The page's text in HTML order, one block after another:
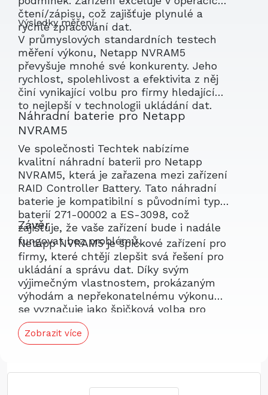
čtení/zápisu, což zajišťuje plynulé a
rychlé zpracování dat.
Výsledky měření
V průmyslových standardních testech
měření výkonu, Netapp NVRAM5
převyšuje mnohé své konkurenty. Jeho
rychlost, spolehlivost a efektivita z něj
činí vynikající volbu pro firmy hledající
to nejlepší v technologii ukládání dat.
Náhradní baterie pro Netapp
NVRAM5
Ve společnosti Techtek nabízíme
kvalitní náhradní baterii pro Netapp
NVRAM5, která je zařazena mezi zařízení
RAID Controller Battery. Tato náhradní
baterie je kompatibilní s původními typy
baterií 271-00002 a ES-3098, což
zajišťuje, že vaše zařízení bude i nadále
fungovat bez problémů.
Závěr
Netapp NVRAM5 je špičkové zařízení pro
firmy, které chtějí zlepšit svá řešení pro
ukládání a správu dat. Díky svým
výjimečným vlastnostem, prokázaným
výhodám a nepřekonatelnému výkonu
se vyznačuje jako špičková volba pro
optimalizaci datových operací. Navíc,
kompatibilní náhradní baterie
společnosti Techtek zajišťuje, že váš
poskytuje trvalou spolehlivost.
Zobrazit více